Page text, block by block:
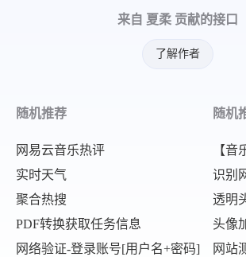
来自 夏柔 贡献的接口
了解作者
随机推荐
网易云音乐热评
实时天气
聚合热搜
PDF转换获取任务信息
网络验证-登录账号[用户名+密码]
随机
【音
识别
透明
头像
网站